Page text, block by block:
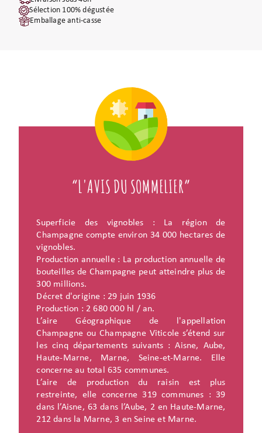
Sélection 100% dégustée
Emballage anti-casse
“L'AVIS DU SOMMELIER”
Superficie des vignobles : La région de
Champagne compte environ 34 000 hectares de
vignobles.
Production annuelle : La production annuelle de
bouteilles de Champagne peut atteindre plus de
300 millions.
Décret d'origine : 29 juin 1936
Production : 2 680 000 hl / an.
L’aire Géographique de l'appellation
Champagne ou Champagne Viticole s’étend sur
les cinq départements suivants : Aisne, Aube,
Haute-Marne, Marne, Seine-et-Marne. Elle
concerne au total 635 communes.
L’aire de production du raisin est plus
restreinte, elle concerne 319 communes : 39
dans l’Aisne, 63 dans l’Aube, 2 en Haute-Marne,
212 dans la Marne, 3 en Seine et Marne.